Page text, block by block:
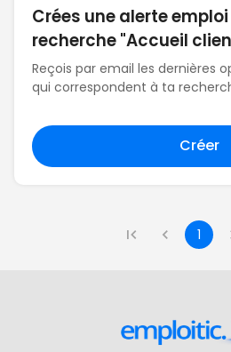
Crées une alerte
recherche "Accueil
Reçois par email les dernières
qui correspondent à ta
Créer
1